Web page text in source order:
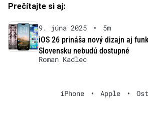
Prečítajte si aj:
9. júna 2025 •
5m
iOS 26 prináša nový dizajn aj
Slovensku nebudú dostupné
Roman Kadlec
iPhone • Apple •